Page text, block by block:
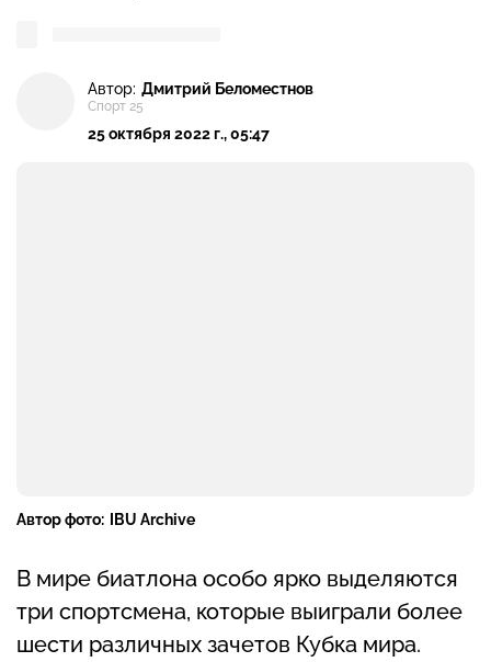
Автор: Дмитрий Беломестнов
Спорт 25
25 октября 2022 г., 05:47
Автор фото: IBU Archive
В мире биатлона особо ярко выделяются
три спортсмена, которые выиграли более
шести различных зачетов Кубка мира.